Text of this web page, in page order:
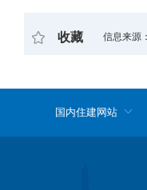
收藏 信息来源
国内住建网站